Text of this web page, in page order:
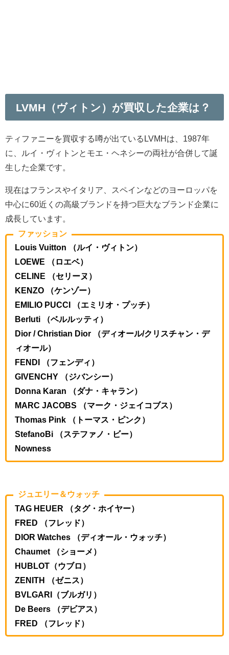
LVMH（ヴィトン）が買収した企業は？
ティファニーを買収する噂が出ているLVMHは、1987年
に、ルイ・ヴィトンとモエ・ヘネシーの両社が合併して誕
生した企業です。
現在はフランスやイタリア、スペインなどのヨーロッパを
中心に60近くの高級ブランドを持つ巨大なブランド企業に
成長しています。
ファッション
Louis Vuitton （ルイ・ヴィトン）
LOEWE （ロエベ）
CELINE （セリーヌ）
KENZO （ケンゾー）
EMILIO PUCCI （エミリオ・プッチ）
Berluti （ベルルッティ）
Dior / Christian Dior （ディオール/クリスチャン・デ
ィオール）
FENDI （フェンディ）
GIVENCHY （ジバンシー）
Donna Karan （ダナ・キャラン）
MARC JACOBS （マーク・ジェイコブス）
Thomas Pink （トーマス・ピンク）
StefanoBi （ステファノ・ビー）
Nowness
ジュエリー＆ウォッチ
TAG HEUER （タグ・ホイヤー）
FRED （フレッド）
DIOR Watches （ディオール・ウォッチ）
Chaumet （ショーメ）
HUBLOT（ウブロ）
ZENITH （ゼニス）
BVLGARI（ブルガリ）
De Beers （デビアス）
FRED （フレッド）